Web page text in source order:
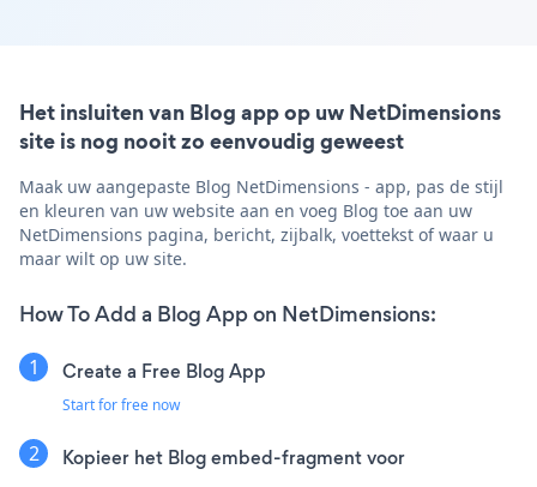
Het insluiten van Blog app op uw NetDimensions
site is nog nooit zo eenvoudig geweest
Maak uw aangepaste Blog NetDimensions - app, pas de stijl
en kleuren van uw website aan en voeg Blog toe aan uw
NetDimensions pagina, bericht, zijbalk, voettekst of waar u
maar wilt op uw site.
How To Add a Blog App on NetDimensions:
Create a Free Blog App
Start for free now
Kopieer het Blog embed-fragment voor